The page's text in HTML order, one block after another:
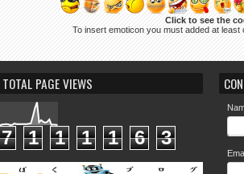
Click to see the
To insert emoticon you must added at
TOTAL PAGE VIEWS
7 1 1 1 1 6 3